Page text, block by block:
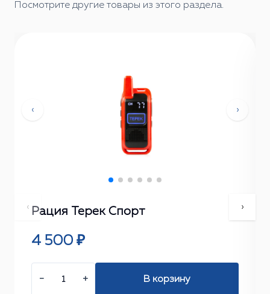
Посмотрите другие товары из этого раздела.
‹ ›
Рация Терек Спорт
4 500 ₽
− + В корзину
‹ ›